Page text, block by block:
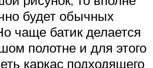
будет обычных
чаще батик делается
полотне и для этого
каркас подходящего